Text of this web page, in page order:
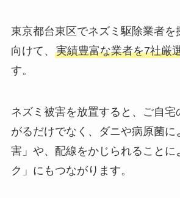
東京都台東区でネズミ駆除業者を
向けて、 実績豊富な業者を7社厳
す。
ネズミ被害を放置すると、ご自宅
がるだけでなく、ダニや病原菌に
害」や、配線をかじられることに
ク」にもつながります。